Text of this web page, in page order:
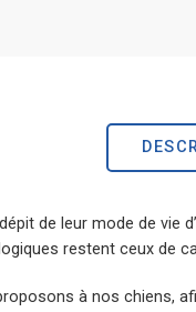
de leur mode de vie
restent ceux de
à nos chiens,